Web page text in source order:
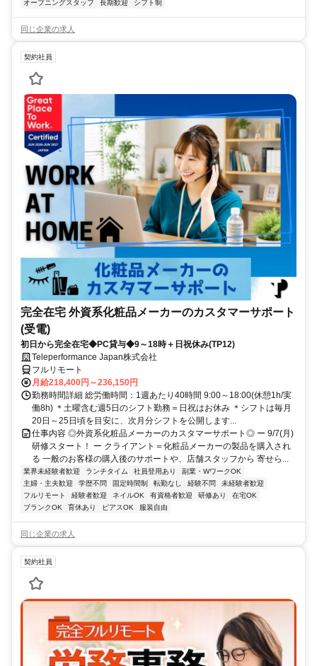
オープニングスタッフ 長期歓迎 シフト制
同じ企業の求人
契約社員
完全在宅 外資系化粧品メーカーのカスタマーサポート
(受電)
初日から完全在宅◆PC貸与◆9～18時＋日祝休み(TP12)
Teleperformance Japan株式会社
フルリモート
月給218,400円～236,150円
勤務時間詳細 総労働時間：1週あたり40時間 9:00～18:00(休憩1h/実
働8h) ＊土曜含む週5日のシフト勤務＝日祝はお休み ＊シフトは毎月
20日～25日頃を目安に、次月分シフトを公開します...
仕事内容 ◎外資系化粧品メーカーのカスタマーサポート◎ ー 9/7(月)
研修スタート！ ー クライアント＝化粧品メーカーの製品を購入され
る 一般のお客様の購入後のサポートや、店舗スタッフから 寄せら...
業界未経験者歓迎 ランチタイム 社員登用あり
副業・WワークOK
主婦・主夫歓迎
学歴不問 固定時間制 転勤なし 経験不問
未経験者歓迎
フルリモート
経験者歓迎 ネイルOK 有資格者歓迎 研修あり
在宅OK
ブランクOK
育休あり ピアスOK 服装自由
同じ企業の求人
契約社員